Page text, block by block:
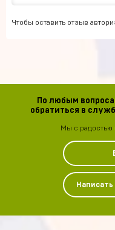
Чтобы оставить отзыв
По любым
обратиться в
Мы с радостью